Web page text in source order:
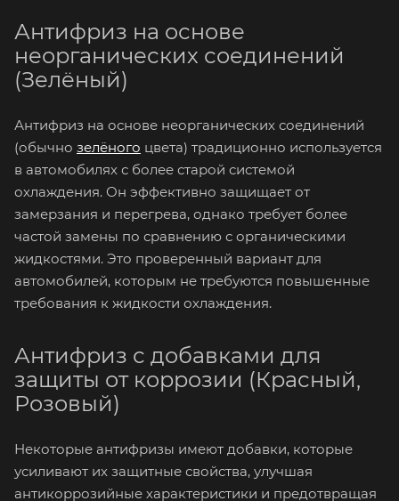
Антифриз на основе
неорганических соединений
(Зелёный)
Антифриз на основе неорганических соединений
(обычно зелёного цвета) традиционно используется
в автомобилях с более старой системой
охлаждения. Он эффективно защищает от
замерзания и перегрева, однако требует более
частой замены по сравнению с органическими
жидкостями. Это проверенный вариант для
автомобилей, которым не требуются повышенные
требования к жидкости охлаждения.
Антифриз с добавками для
защиты от коррозии (Красный,
Розовый)
Некоторые антифризы имеют добавки, которые
усиливают их защитные свойства, улучшая
антикоррозийные характеристики и предотвращая